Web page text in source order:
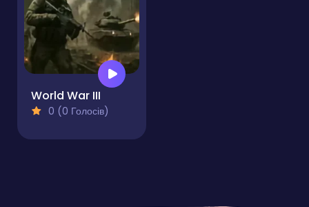
World War III
0 (0 Голосів)